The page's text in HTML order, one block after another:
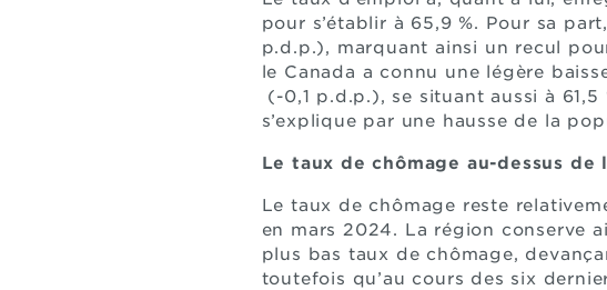
pour s’établir à 65,9 %. Pour sa
p.d.p.), marquant ainsi un recul
le Canada a connu une légère
(-0,1 p.d.p.), se situant aussi à
s’explique par une hausse de la
Le taux de chômage au-dessus de
Le taux de chômage reste
en mars 2024. La région conserve
plus bas taux de chômage,
toutefois qu’au cours des six